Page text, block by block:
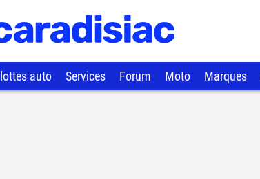
auto Services Forum Moto Marques